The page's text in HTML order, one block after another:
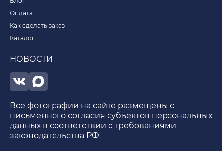
Оплата
Как сделать заказ
Каталог
НОВОСТИ
Все фотографии на сайте размещены с
письменного согласия субъектов персональных
данных в соответствии с требованиями
законодательства РФ